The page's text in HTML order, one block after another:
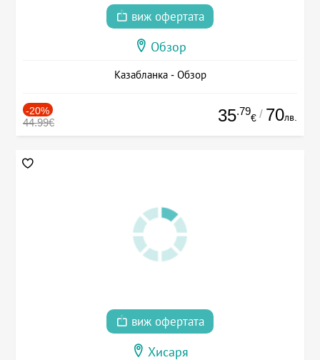
виж офертата
Обзор
Казабланка - Обзор
-20%
44.99€ 35.79
€ / 70лв.
виж офертата
Хисаря